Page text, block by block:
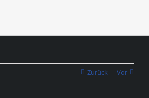
Zurück Vor